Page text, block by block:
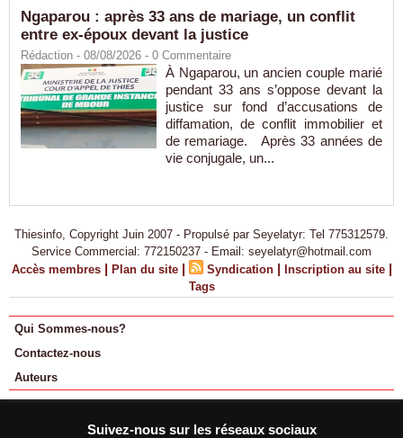
Ngaparou : après 33 ans de mariage, un conflit
entre ex-époux devant la justice
Rédaction - 08/08/2026 - 0 Commentaire
À Ngaparou, un ancien couple marié
pendant 33 ans s’oppose devant la
justice sur fond d’accusations de
diffamation, de conflit immobilier et
de remariage. Après 33 années de
vie conjugale, un...
Thiesinfo, Copyright Juin 2007 - Propulsé par Seyelatyr: Tel 775312579.
Service Commercial: 772150237 - Email: seyelatyr@hotmail.com
Accès membres | Plan du site | Syndication | Inscription au site |
Tags
Qui Sommes-nous?
Contactez-nous
Auteurs
Suivez-nous sur les réseaux sociaux